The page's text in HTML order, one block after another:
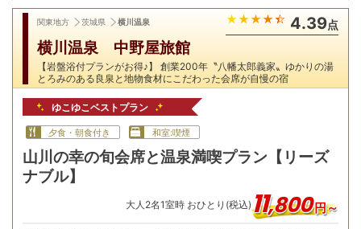
関東地方 茨城県 横川温泉 4.39点
横川温泉 中野屋旅館
【岩盤浴付プランがお得♪】 創業200年〝八幡太郎義家〟ゆかりの湯
とろみのある良泉と地物食材にこだわった会席が自慢の宿
ゆこゆこベストプラン
夕食・朝食付き 和室:喫煙
山川の幸の旬会席と温泉満喫プラン【リーズ
ナブル】
大人 2名1室時 おひとり(税込)11,800円～